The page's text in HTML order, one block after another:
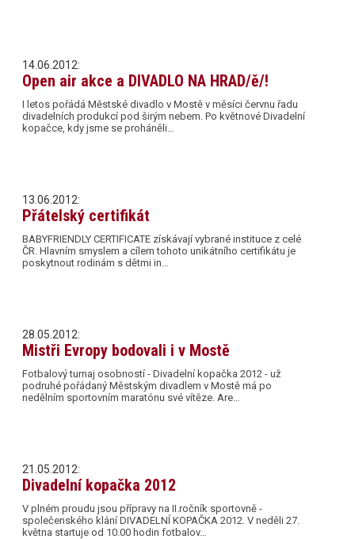
14.06.2012:
Open air akce a DIVADLO NA HRAD/ě/!
I letos pořádá Městské divadlo v Mostě v měsíci červnu řadu
divadelních produkcí pod širým nebem. Po květnové Divadelní
kopačce, kdy jsme se proháněli…
13.06.2012:
Přátelský certifikát
BABYFRIENDLY CERTIFICATE získávají vybrané instituce z celé
ČR. Hlavním smyslem a cílem tohoto unikátního certifikátu je
poskytnout rodinám s dětmi in…
28.05.2012:
Mistři Evropy bodovali i v Mostě
Fotbalový turnaj osobností - Divadelní kopačka 2012 - už
podruhé pořádaný Městským divadlem v Mostě má po
nedělním sportovním maratónu své vítěze. Are…
21.05.2012:
Divadelní kopačka 2012
V plném proudu jsou přípravy na II.ročník sportovně -
společenského klání DIVADELNÍ KOPAČKA 2012. V neděli 27.
května startuje od 10.00 hodin fotbalov…